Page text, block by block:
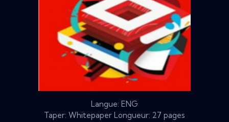
Langue: ENG
Taper: Whitepaper Longueur: 27 pages